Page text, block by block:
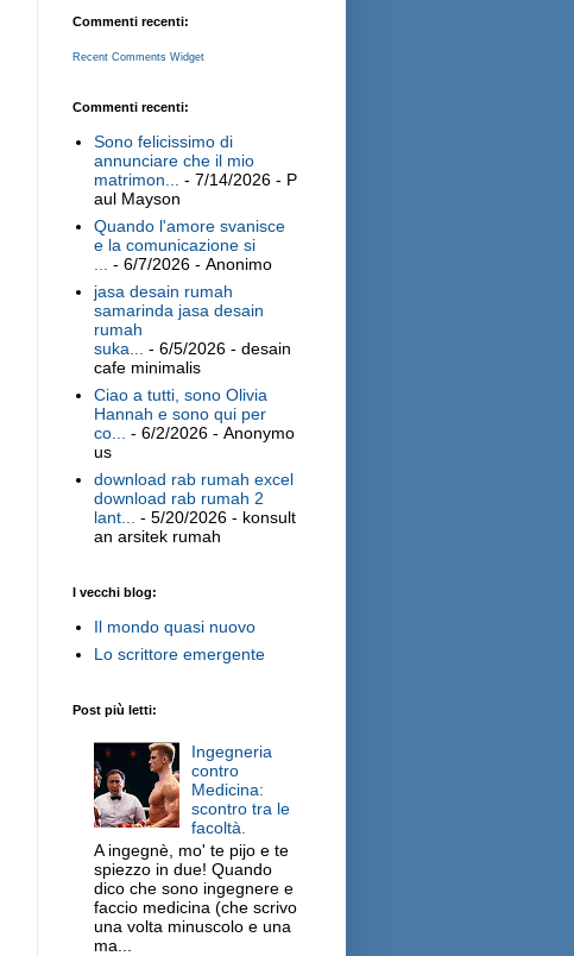
Commenti recenti:
Recent Comments Widget
Commenti recenti:
Sono felicissimo di
annunciare che il mio
matrimon...
- 7/14/2026- P
aul Mayson
Quando l'amore svanisce
e la comunicazione si
- 6/7/2026- Anonimo
jasa desain rumah
samarinda jasa desain
rumah
suka...
- 6/5/2026- desain
cafe minimalis
Ciao a tutti, sono Olivia
Hannah e sono qui per
co...
- 6/2/2026- Anonymo
us
download rab rumah excel
download rab rumah 2
lant...
- 5/20/2026- konsult
an arsitek rumah
I vecchi blog:
Il mondo quasi nuovo
Lo scrittore emergente
Post più letti:
Ingegneria
contro
Medicina:
scontro tra le
facoltà.
A ingegnè, mo' te pijo e te
spiezzo in due! Quando
dico che sono ingegnere e
faccio medicina (che scrivo
una volta minuscolo e una
ma...